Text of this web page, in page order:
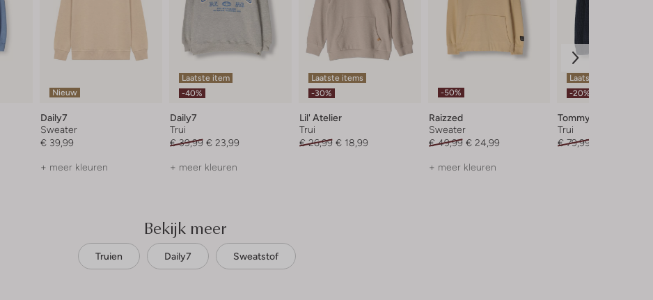
Nieuw
Daily7
Sweater
€ 39,99
+ meer kleuren
Laatste item
-40%
Daily7
Trui
€ 39,99 € 23,99
+ meer kleuren
Laatste items
-30%
Lil' Atelier
Trui
€ 26,99 € 18,99
-50%
Raizzed
Sweater
€ 49,99 € 24,99
+ meer kleuren
Laatste item
-20%
Tommy Hilfiger
Trui
€ 79,99
Bekijk meer
Truien Daily7 Sweatstof